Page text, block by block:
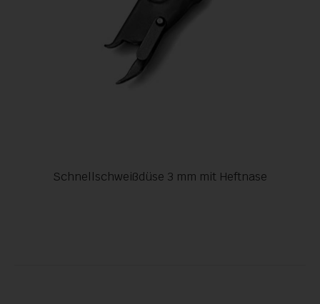
Schnellschweißdüse 3 mm mit Heftnase